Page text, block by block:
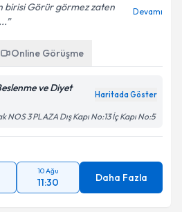
birisi Görür görmez zaten
Devamı
Online Görüşme
ve Diyet
Haritada Göster
3 PLAZA Dış Kapı No:13 İç Kapı No:5
10 Ağu
11:30 Daha Fazla